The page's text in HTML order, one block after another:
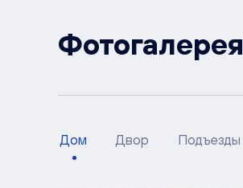
Фотогалерея
Дом Двор Подъезды